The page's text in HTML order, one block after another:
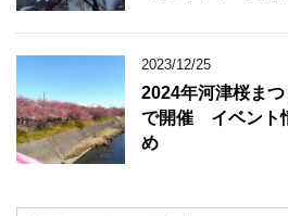
2023/12/25
2024年河津桜ま
で開催 イベント
め